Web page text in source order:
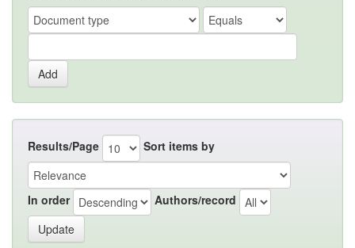
Results/Page Sort items by
In order Authors/record